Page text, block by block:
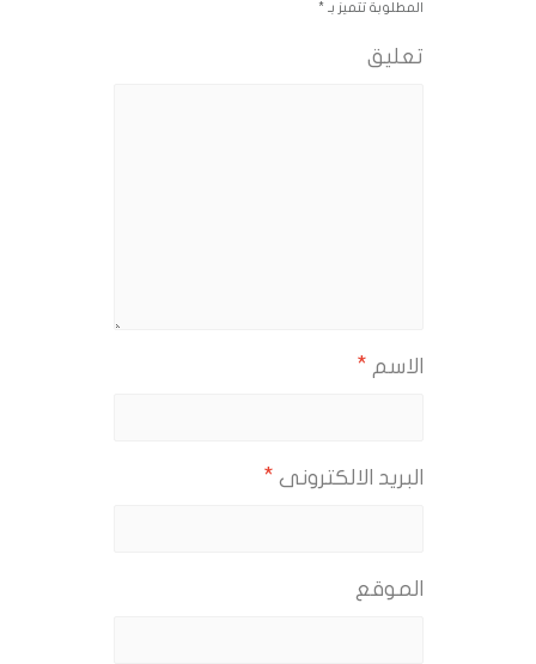
المطلوبة تتميز بـ *
تعليق
الاسم *
البريد الالكترونى *
الموقع